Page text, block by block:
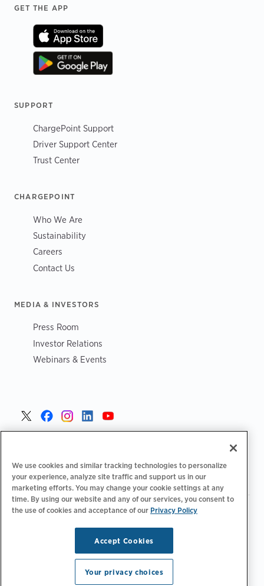
Footer
GET THE APP
SUPPORT
ChargePoint Support
Driver Support Center
Trust Center
CHARGEPOINT
Who We Are
Sustainability
Careers
Contact Us
MEDIA & INVESTORS
Press Room
Investor Relations
Webinars & Events
Política de privacidade| Opções de privacidade|
Copyright © 2026 ChargePoint, Inc. Todos os direitos
We use cookies and similar tracking technologies to personalize
your experience, analyze site traffic and support us in our
marketing efforts. You may change your cookie settings at any
time. By using our website and any of our services, you consent to
the use of cookies and acceptance of our Privacy Policy
Accept Cookies
Your privacy choices